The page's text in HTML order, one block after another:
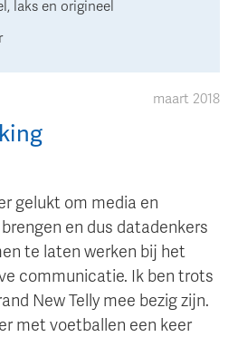
laks en origineel
maart 2018
gelukt om media en
en dus datadenkers
te laten werken bij het
communicatie. Ik ben trots
New Telly mee bezig zijn.
met voetballen een keer